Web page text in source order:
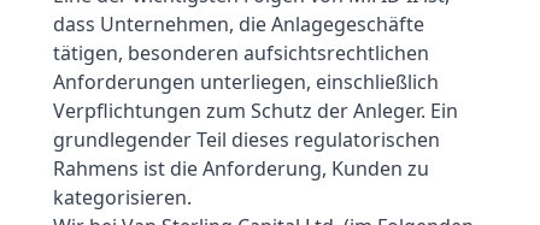
dass Unternehmen, die Anlagegeschäfte
tätigen, besonderen aufsichtsrechtlichen
Anforderungen unterliegen, einschließlich
Verpflichtungen zum Schutz der Anleger. Ein
grundlegender Teil dieses regulatorischen
Rahmens ist die Anforderung, Kunden zu
kategorisieren.